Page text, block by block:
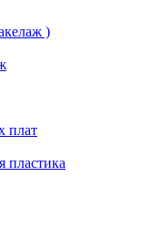
)
плат
пластика